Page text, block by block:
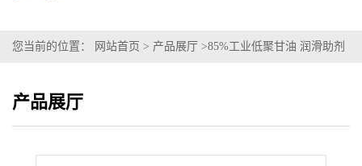
您当前的位置： 网站首页 > 产品展厅 >85%工业低聚甘油 润滑助剂
产品展厅